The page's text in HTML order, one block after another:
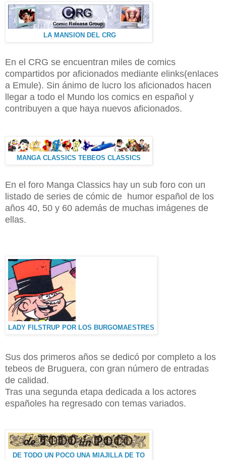
LA MANSION DEL CRG
En el CRG se encuentran miles de comics
compartidos por aficionados mediante elinks(enlaces
a Emule). Sin ánimo de lucro los aficionados hacen
llegar a todo el Mundo los comics en español y
contribuyen a que haya nuevos aficionados.
MANGA CLASSICS TEBEOS CLASSICS
En el foro Manga Classics hay un sub foro con un
listado de series de cómic de humor español de los
años 40, 50 y 60 además de muchas imágenes de
ellas.
LADY FILSTRUP POR LOS BURGOMAESTRES
Sus dos primeros años se dedicó por completo a los
tebeos de Bruguera, con gran número de entradas
de calidad.
Tras una segunda etapa dedicada a los actores
españoles ha regresado con temas variados.
DE TODO UN POCO UNA MIAJILLA DE TO